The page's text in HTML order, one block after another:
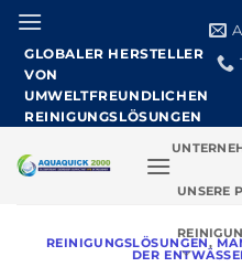
Zum
springen
GLOBALER HERSTELLER
VON
UMWELTFREUNDLICHEN
REINIGUNGSLÖSUNGEN
UNSERE
REINIGUNGSLÖSUNGEN,
DER